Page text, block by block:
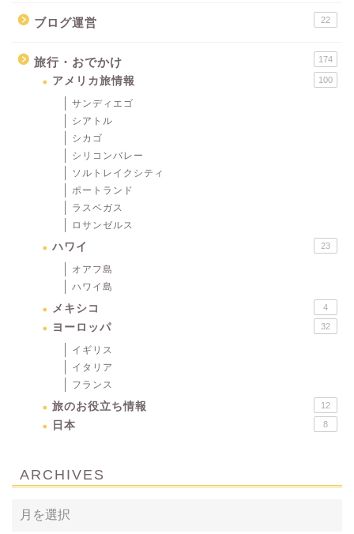
ブログ運営 22
旅行・おでかけ 174
アメリカ旅情報 100
サンディエゴ
シアトル
シカゴ
シリコンバレー
ソルトレイクシティ
ポートランド
ラスベガス
ロサンゼルス
ハワイ 23
オアフ島
ハワイ島
メキシコ 4
ヨーロッパ 32
イギリス
イタリア
フランス
旅のお役立ち情報 12
日本 8
ARCHIVES